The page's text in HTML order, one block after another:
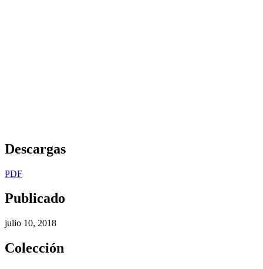
Descargas
PDF
Publicado
julio 10, 2018
Colección